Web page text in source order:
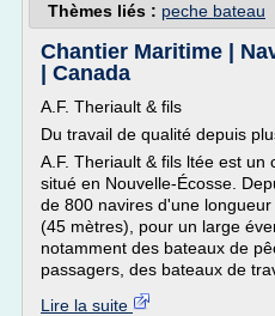
Thèmes liés : peche bateau
Chantier Maritime |
| Canada
A.F. Theriault & fils
Du travail de qualité depuis
A.F. Theriault & fils ltée est un
situé en Nouvelle-Écosse.
de 800 navires d'une
(45 mètres), pour un large
notamment des bateaux de
passagers, des bateaux de
Lire la suite